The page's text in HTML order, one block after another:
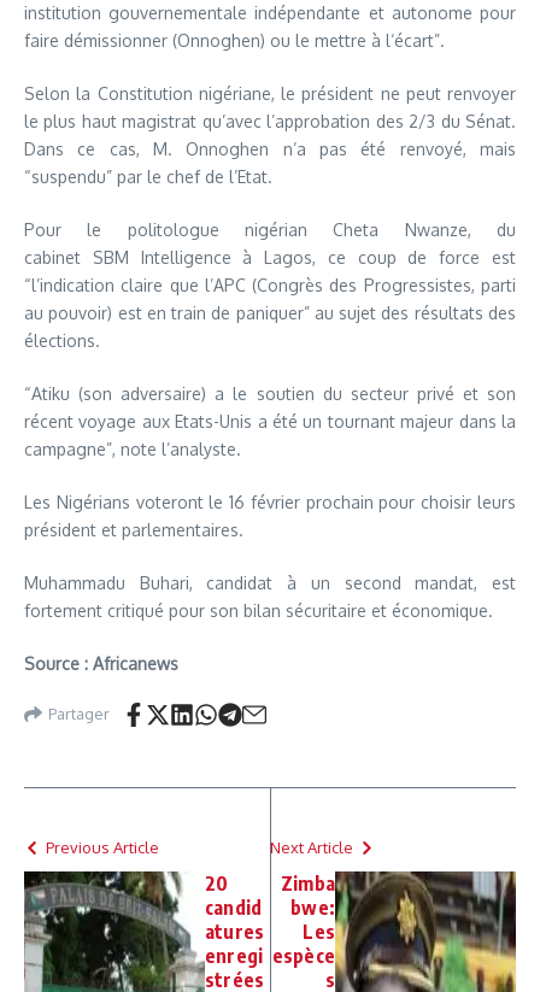
institution gouvernementale indépendante et autonome pour
faire démissionner (Onnoghen) ou le mettre à l‘écart”.
Selon la Constitution nigériane, le président ne peut renvoyer
le plus haut magistrat qu’avec l’approbation des 2/3 du Sénat.
Dans ce cas, M. Onnoghen n’a pas été renvoyé, mais
“suspendu” par le chef de l’Etat.
Pour le politologue nigérian Cheta Nwanze, du
cabinet SBM Intelligence à Lagos, ce coup de force est
“l’indication claire que l’APC (Congrès des Progressistes, parti
au pouvoir) est en train de paniquer” au sujet des résultats des
élections.
“Atiku (son adversaire) a le soutien du secteur privé et son
récent voyage aux Etats-Unis a été un tournant majeur dans la
campagne”, note l’analyste.
Les Nigérians voteront le 16 février prochain pour choisir leurs
président et parlementaires.
Muhammadu Buhari, candidat à un second mandat, est
fortement critiqué pour son bilan sécuritaire et économique.
Source : Africanews
Partager
Previous Article
20
candid
atures
enregi
strées
Next Article
Zimba
bwe:
Les
espèce
s